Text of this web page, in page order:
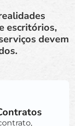
escritórios,
devem